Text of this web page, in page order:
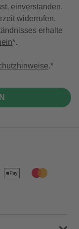
einverstanden.
widerrufen.
erhalte
*.
.